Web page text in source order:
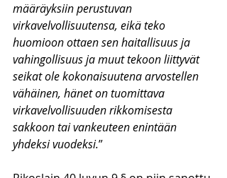
määräyksiin perustuvan
virkavelvollisuutensa, eikä teko
huomioon ottaen sen haitallisuus ja
vahingollisuus ja muut tekoon liittyvät
seikat ole kokonaisuutena arvostellen
vähäinen, hänet on tuomittava
virkavelvollisuuden rikkomisesta
sakkoon tai vankeuteen enintään
yhdeksi vuodeksi.”